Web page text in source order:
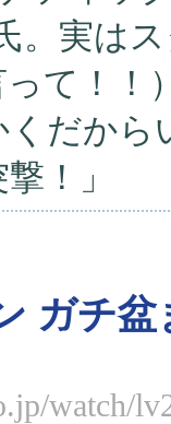
。実は
て！！
だから
！」
ガチ
watch/